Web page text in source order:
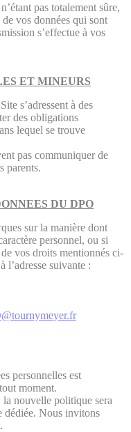
pas totalement sûre,
vos données qui sont
s’effectue à vos
ET MINEURS
s’adressent à des
des obligations
lequel se trouve
pas communiquer de
parents.
DU DPO
sur la manière dont
personnel, ou si
vos droits mentionnés ci-
l’adresse suivante :
personnelles est
moment.
nouvelle politique sera
dédiée. Nous invitons